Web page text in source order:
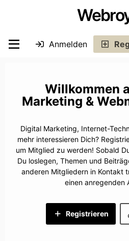
Anmelden
Marketing &
Digital Marketing, Internet-
mehr interessieren Dich?
um Mitglied zu werden! Sobald
Du loslegen, Themen und
anderen Mitgliedern in Kontakt
einen anregenden
Registrieren